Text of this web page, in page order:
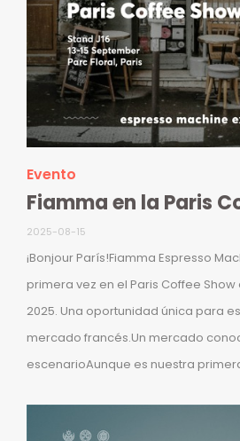
Evento
Fiamma en la Paris
2025-08-15
¡Bonjour París!Fiamma Espresso
primera vez en el Paris Coffee
2025. Una oportunidad única para
mercado francés.Un mercado
escenarioAunque es nuestra